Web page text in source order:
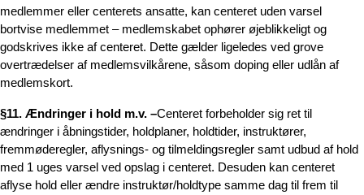
medlemmer eller centerets ansatte, kan centeret uden varsel
bortvise medlemmet – medlemskabet ophører øjeblikkeligt og
godskrives ikke af centeret. Dette gælder ligeledes ved grove
overtrædelser af medlemsvilkårene, såsom doping eller udlån af
medlemskort.
§11. Ændringer i hold m.v. –Centeret forbeholder sig ret til
ændringer i åbningstider, holdplaner, holdtider, instruktører,
fremmøderegler, aflysnings- og tilmeldingsregler samt udbud af hold
med 1 uges varsel ved opslag i centeret. Desuden kan centeret
aflyse hold eller ændre instruktør/holdtype samme dag til frem til